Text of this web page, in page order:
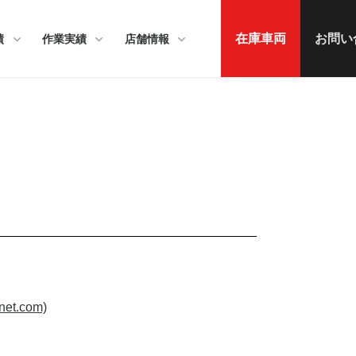
作業実績 店舗情報 在庫車両 お問